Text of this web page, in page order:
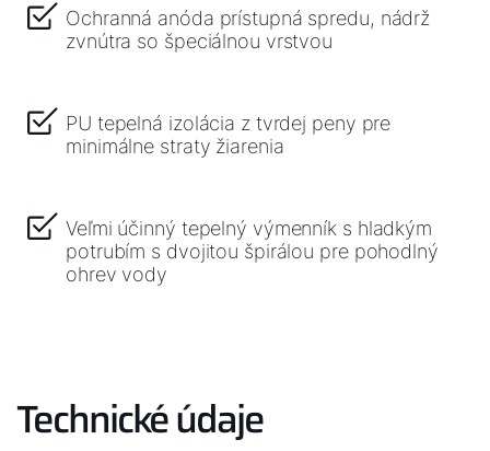
Ochranná anóda prístupná spredu, nádrž
zvnútra so špeciálnou vrstvou
PU tepelná izolácia z tvrdej peny pre
minimálne straty žiarenia
Veľmi účinný tepelný výmenník s hladkým
potrubím s dvojitou špirálou pre pohodlný
ohrev vody
Technické údaje
Kontakty
Servisný portál